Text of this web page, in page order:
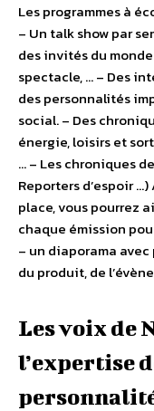
Les programmes à
– Un talk show par
des invités du
spectacle, … – Des
des personnalités
social. – Des
énergie, loisirs et
… – Les chroniques
Reporters d’espoir
place, vous pourrez
chaque émission
– un diaporama
du produit, de
Les voix de
l’expertise